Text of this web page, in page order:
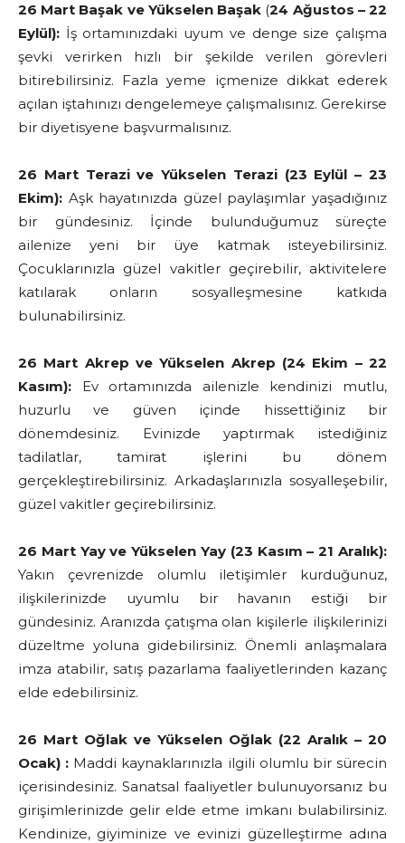
26 Mart Başak ve Yükselen Başak (24 Ağustos – 22
Eylül): İş ortamınızdaki uyum ve denge size çalışma
şevki verirken hızlı bir şekilde verilen görevleri
bitirebilirsiniz. Fazla yeme içmenize dikkat ederek
açılan iştahınızı dengelemeye çalışmalısınız. Gerekirse
bir diyetisyene başvurmalısınız.
26 Mart Terazi ve Yükselen Terazi (23 Eylül – 23
Ekim): Aşk hayatınızda güzel paylaşımlar yaşadığınız
bir gündesiniz. İçinde bulunduğumuz süreçte
ailenize yeni bir üye katmak isteyebilirsiniz.
Çocuklarınızla güzel vakitler geçirebilir, aktivitelere
katılarak onların sosyalleşmesine katkıda
bulunabilirsiniz.
26 Mart Akrep ve Yükselen Akrep (24 Ekim – 22
Kasım): Ev ortamınızda ailenizle kendinizi mutlu,
huzurlu ve güven içinde hissettiğiniz bir
dönemdesiniz. Evinizde yaptırmak istediğiniz
tadilatlar, tamirat işlerini bu dönem
gerçekleştirebilirsiniz. Arkadaşlarınızla sosyalleşebilir,
güzel vakitler geçirebilirsiniz.
26 Mart Yay ve Yükselen Yay (23 Kasım – 21 Aralık):
Yakın çevrenizde olumlu iletişimler kurduğunuz,
ilişkilerinizde uyumlu bir havanın estiği bir
gündesiniz. Aranızda çatışma olan kişilerle ilişkilerinizi
düzeltme yoluna gidebilirsiniz. Önemli anlaşmalara
imza atabilir, satış pazarlama faaliyetlerinden kazanç
elde edebilirsiniz.
26 Mart Oğlak ve Yükselen Oğlak (22 Aralık – 20
Ocak) : Maddi kaynaklarınızla ilgili olumlu bir sürecin
içerisindesiniz. Sanatsal faaliyetler bulunuyorsanız bu
girişimlerinizde gelir elde etme imkanı bulabilirsiniz.
Kendinize, giyiminize ve evinizi güzelleştirme adına